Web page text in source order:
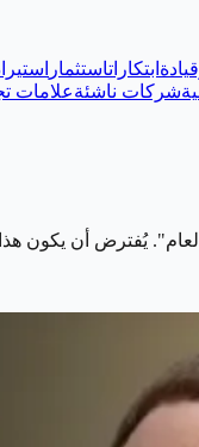
ابتكاراتاستثمار
شركات ناشئةعلامات
يُفترض أن يكون